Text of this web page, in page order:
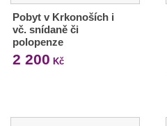
Pobyt v Krkonoších i
vč. snídaně či
polopenze
2 200 Kč